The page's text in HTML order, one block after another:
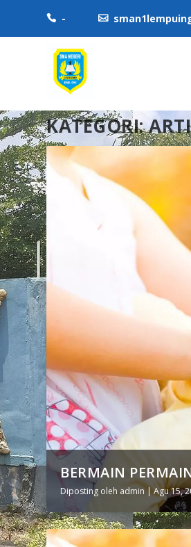
 - 
KATEGORI:
BERMAIN
Diposting oleh admin|Agu 15,